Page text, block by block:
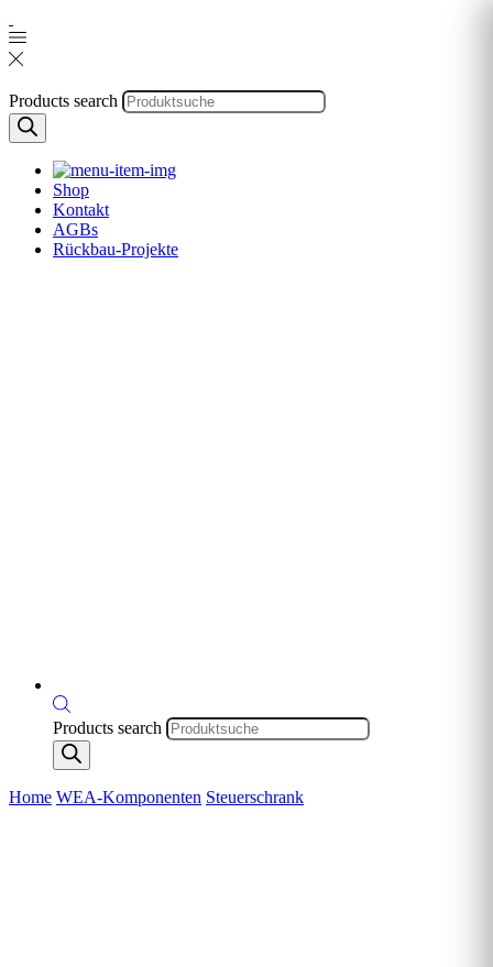
Products search
Shop
Kontakt
AGBs
Rückbau-Projekte
Products search
Home WEA-Komponenten Steuerschrank